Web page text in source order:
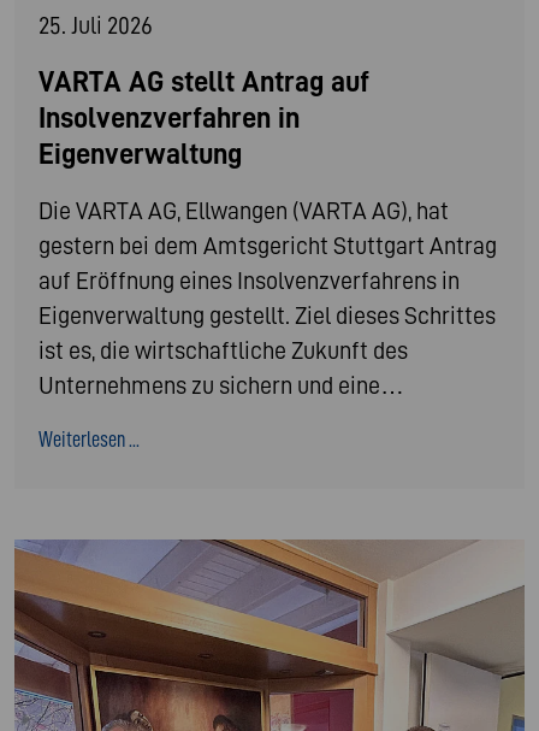
25. Juli 2026
VARTA AG stellt Antrag auf
Insolvenzverfahren in
Eigenverwaltung
Die VARTA AG, Ellwangen (VARTA AG), hat
gestern bei dem Amtsgericht Stuttgart Antrag
auf Eröffnung eines Insolvenzverfahrens in
Eigenverwaltung gestellt. Ziel dieses Schrittes
ist es, die wirtschaftliche Zukunft des
Unternehmens zu sichern und eine…
Weiterlesen ...